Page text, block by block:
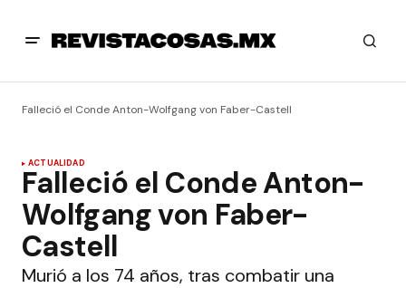
Falleció el Conde Anton-Wolfgang von Faber-Castell
ACTUALIDAD
Falleció el Conde Anton-
Wolfgang von Faber-
Castell
Murió a los 74 años, tras combatir una